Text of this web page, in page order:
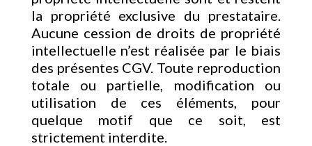
la propriété exclusive du prestataire.
Aucune cession de droits de propriété
intellectuelle n’est réalisée par le biais
des présentes CGV. Toute reproduction
totale ou partielle, modification ou
utilisation de ces éléments, pour
quelque motif que ce soit, est
strictement interdite.